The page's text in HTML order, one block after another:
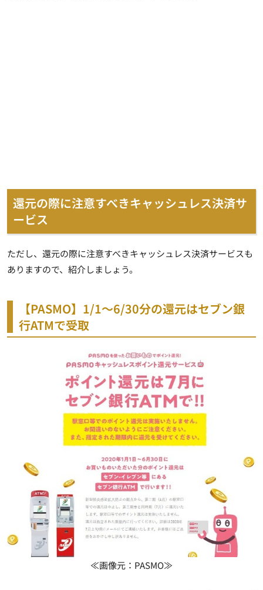
還元の際に注意すべきキャッシュレス決済サ
ービス
ただし、還元の際に注意すべきキャッシュレス決済サービスも
ありますので、紹介しましょう。
【PASMO】1/1～6/30分の還元はセブン銀
行ATMで受取
≪画像元：PASMO≫